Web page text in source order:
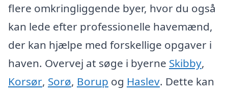
flere omkringliggende byer, hvor du også
kan lede efter professionelle havemænd,
der kan hjælpe med forskellige opgaver i
haven. Overvej at søge i byerne Skibby,
Korsør, Sorø, Borup og Haslev. Dette kan